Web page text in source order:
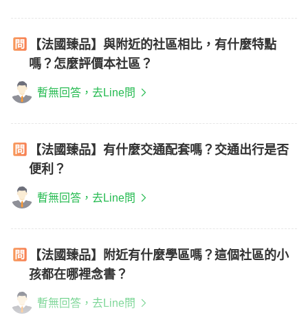
【法國臻品】與附近的社區相比，有什麼特點
嗎？怎麼評價本社區？
暫無回答，去Line問
【法國臻品】有什麼交通配套嗎？交通出行是否
便利？
暫無回答，去Line問
【法國臻品】附近有什麼學區嗎？這個社區的小
孩都在哪裡念書？
暫無回答，去Line問